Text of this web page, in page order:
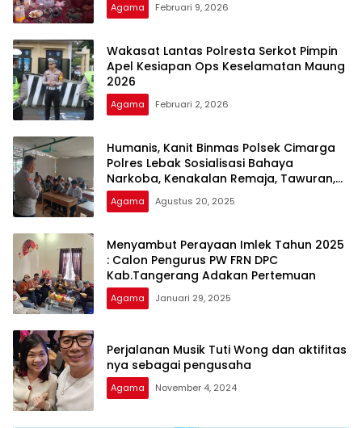
Agama Februari 9, 2026
Wakasat Lantas Polresta Serkot Pimpin
Apel Kesiapan Ops Keselamatan Maung
2026
Agama Februari 2, 2026
Humanis, Kanit Binmas Polsek Cimarga
Polres Lebak Sosialisasi Bahaya
Narkoba, Kenakalan Remaja, Tawuran,
Balap Liar, Asusila Dan Genk Motor
Kepada Pelajar MTS Al-Mas Intenjaya
Agama Agustus 20, 2025
Menyambut Perayaan Imlek Tahun 2025
: Calon Pengurus PW FRN DPC
Kab.Tangerang Adakan Pertemuan
Agama Januari 29, 2025
Perjalanan Musik Tuti Wong dan aktifitas
nya sebagai pengusaha
Agama November 4, 2024